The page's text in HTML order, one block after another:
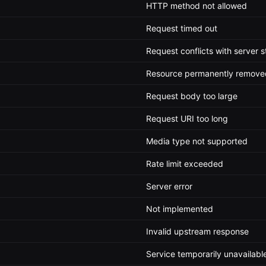
HTTP method not allowed
Request timed out
Request conflicts with server
Resource permanently
Request body too large
Request URI too long
Media type not supported
Rate limit exceeded
Server error
Not implemented
Invalid upstream response
Service temporarily